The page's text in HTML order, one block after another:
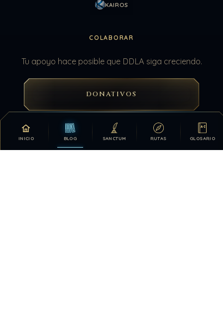
INICIO BLOG SANCTUM RUTAS GLOSARIO
KAIROS
COLABORAR
Tu apoyo hace posible que DDLA siga creciendo.
DONATIVOS